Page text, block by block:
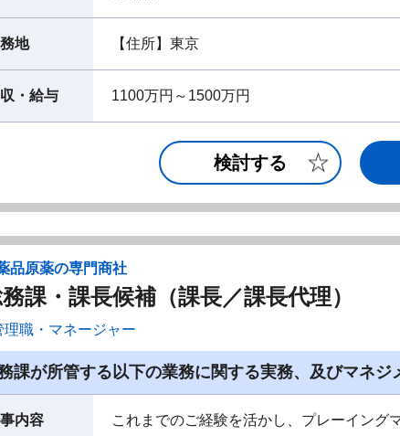
地 【住所】東京
・給与 1100万円～1500万円
検討する
品原薬の専門商社
課・課長候補（課長／課長代理）
理職・マネージャー
課が所管する以下の業務に関する実務、及びマネ
内容 これまでのご経験を活かし、プレーイング